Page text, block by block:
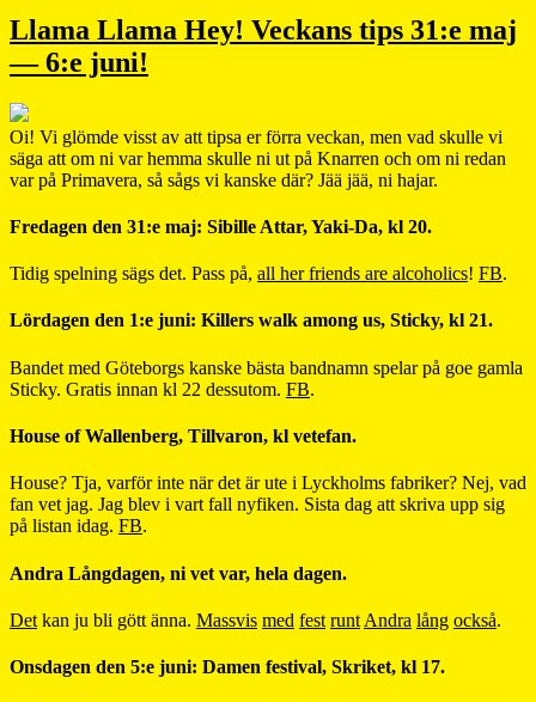
Llama Llama Hey! Veckans tips 31:e maj
— 6:e juni!
Oi! Vi glömde visst av att tipsa er förra veckan, men vad skulle vi
säga att om ni var hemma skulle ni ut på Knarren och om ni redan
var på Primavera, så sågs vi kanske där? Jää jää, ni hajar.
Fredagen den 31:e maj: Sibille Attar, Yaki-Da, kl 20.
Tidig spelning sägs det. Pass på, all her friends are alcoholics! FB.
Lördagen den 1:e juni: Killers walk among us, Sticky, kl 21.
Bandet med Göteborgs kanske bästa bandnamn spelar på goe gamla
Sticky. Gratis innan kl 22 dessutom. FB.
House of Wallenberg, Tillvaron, kl vetefan.
House? Tja, varför inte när det är ute i Lyckholms fabriker? Nej, vad
fan vet jag. Jag blev i vart fall nyfiken. Sista dag att skriva upp sig
på listan idag. FB.
Andra Långdagen, ni vet var, hela dagen.
Det kan ju bli gött änna. Massvis med fest runt Andra lång också.
Onsdagen den 5:e juni: Damen festival, Skriket, kl 17.